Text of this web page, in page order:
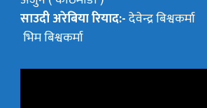
साउदी अरेबिया रियाद:-देवेन्द्र बिश्वकर्मा
भिम बिश्वकर्मा